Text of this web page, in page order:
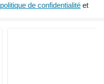
politique de confidentialité et